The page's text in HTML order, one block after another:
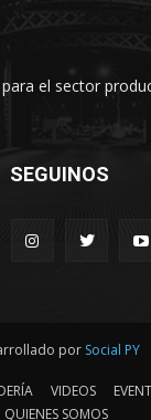
el sector
SEGUINOS
por Social PY
VIDEOS
QUIENES SOMOS